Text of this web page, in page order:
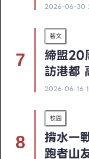
2026-06-30
藝文
締盟20
訪港都
2026-06-16
校園
揹水一
跑者山